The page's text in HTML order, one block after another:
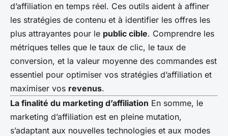
d’affiliation en temps réel. Ces outils aident à affiner
les stratégies de contenu et à identifier les offres les
plus attrayantes pour le public cible. Comprendre les
métriques telles que le taux de clic, le taux de
conversion, et la valeur moyenne des commandes est
essentiel pour optimiser vos stratégies d’affiliation et
maximiser vos revenus.
La finalité du marketing d’affiliation En somme, le
marketing d’affiliation est en pleine mutation,
s’adaptant aux nouvelles technologies et aux modes